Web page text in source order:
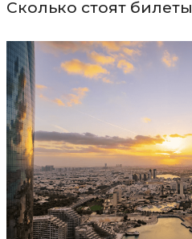
Сколько стоят билеты